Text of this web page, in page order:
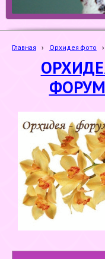
Главная › Орхидея фото ›
ФОРУМ